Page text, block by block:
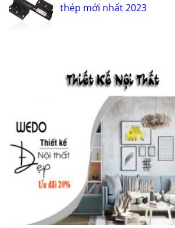
thép mới nhất 2023